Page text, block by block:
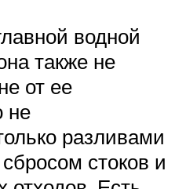
водной
также не
от ее
не
разливами
стоков и